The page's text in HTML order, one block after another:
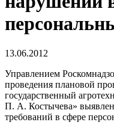
13.06.2012
Управлением
проведения плановой
государственный
П. А. Костычева»
требований в сфере